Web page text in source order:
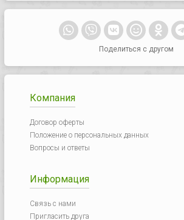
Поделиться с другом
Компания
Договор оферты
Положение о персональных данных
Вопросы и ответы
Информация
Связь с нами
Пригласить друга